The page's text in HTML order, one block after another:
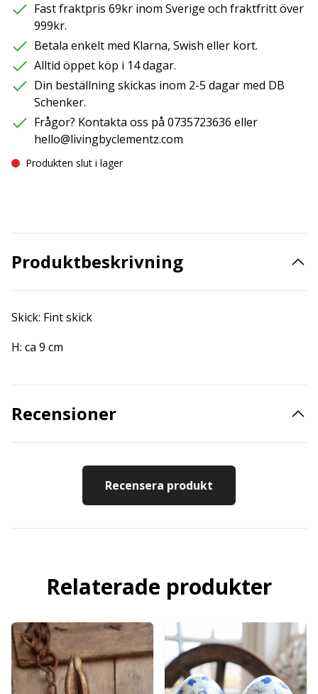
Fast fraktpris 69kr inom Sverige och fraktfritt över
999kr.
Betala enkelt med Klarna, Swish eller kort.
Alltid öppet köp i 14 dagar.
Din beställning skickas inom 2-5 dagar med DB
Schenker.
Frågor? Kontakta oss på 0735723636 eller
hello@livingbyclementz.com
Produkten slut i lager
Produktbeskrivning
Skick: Fint skick
H: ca 9 cm
Recensioner
Recensera produkt
Relaterade produkter